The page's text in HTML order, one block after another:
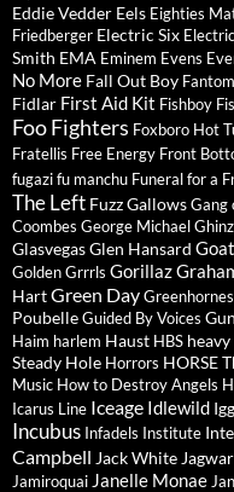
Eddie Vedder Eels Eighties
Friedberger Electric Six
Smith EMA Eminem Evens
No More Fall Out Boy
Fidlar First Aid Kit Fishboy
Foo Fighters Foxboro Hot
Fratellis Free Energy Front
fugazifu manchu Funeral for a
The Left FuzzGallowsGang
Coombes George Michael
GlasvegasGlen Hansard Goat
Golden Grrrls Gorillaz
HartGreen DayGreenhornes
PoubelleGuided By Voices
Haim harlem Haust HBS
Steady Hole Horrors HORSE
Music How to Destroy Angels
Icarus Line Iceage Idlewild
Incubus Infadels Institute
Campbell Jack White
Jamiroquai Janelle Monae